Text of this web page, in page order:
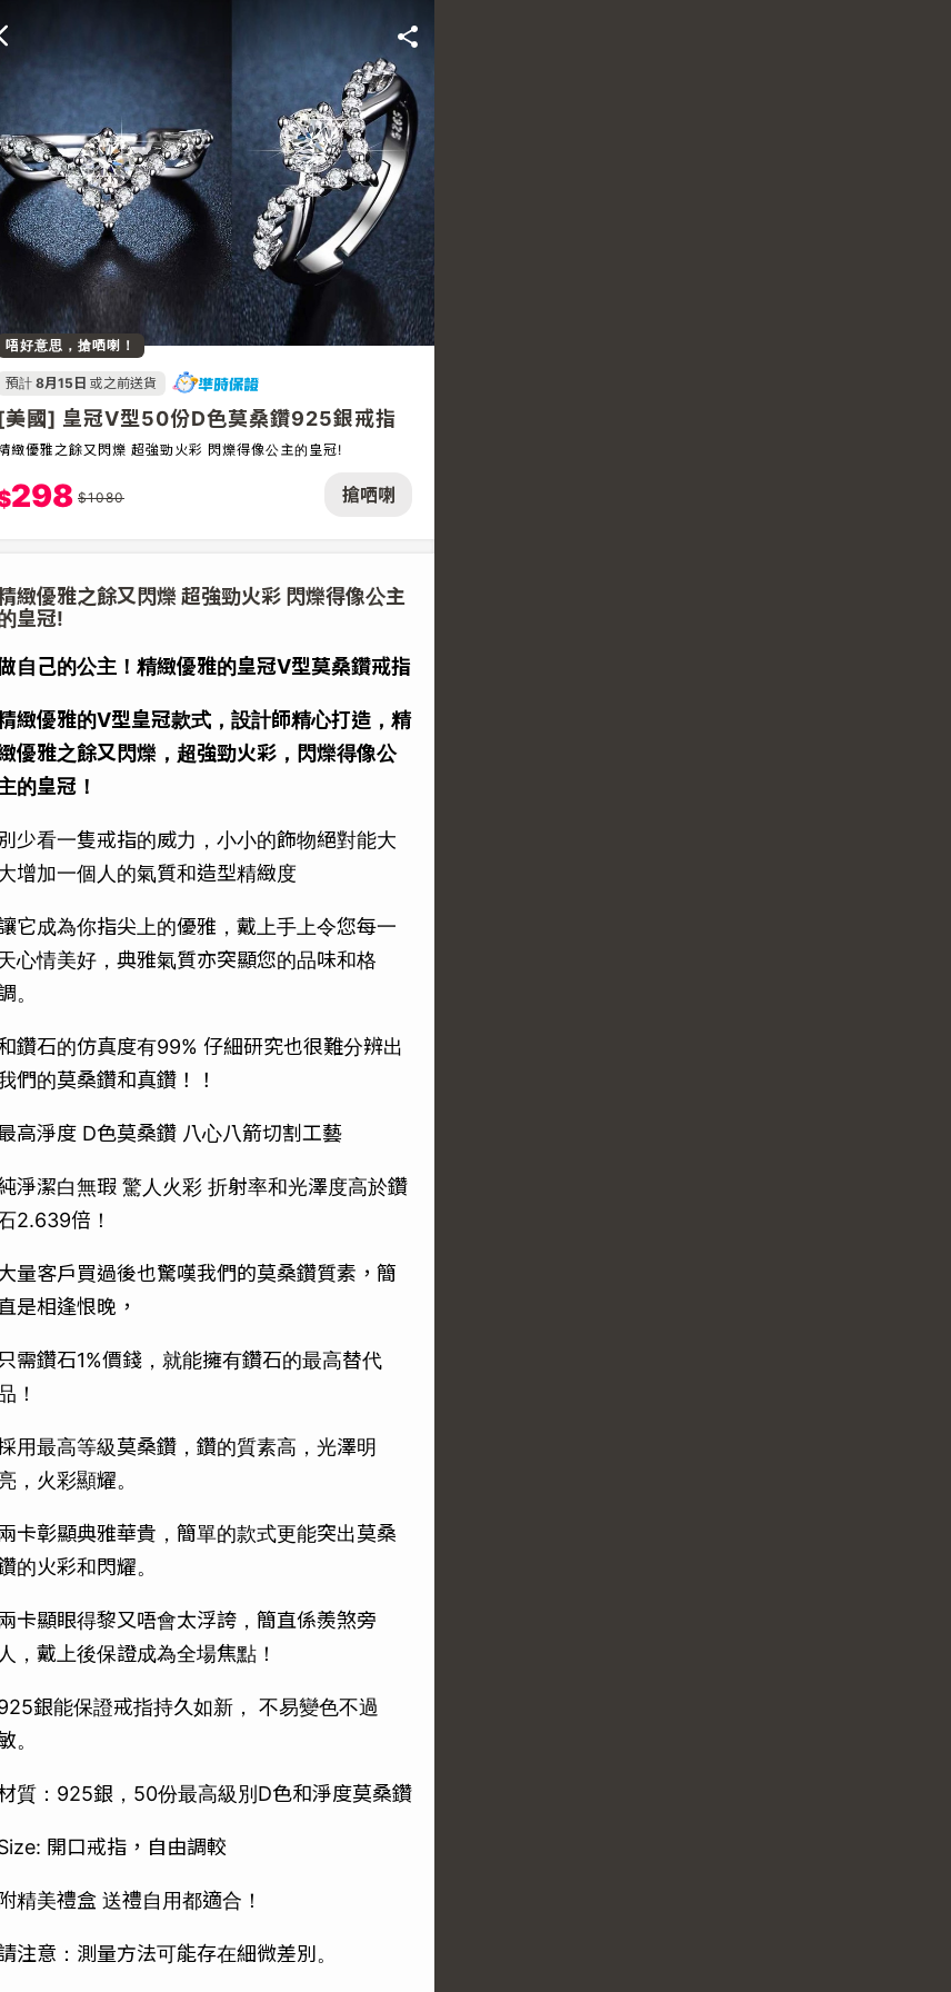
搶哂喇
唔好意思，搶哂喇！
預計 8月15日 或之前送貨
[美國] 皇冠V型50份D色莫桑鑽925銀戒指
緻優雅之餘又閃爍 超強勁火彩 閃爍得像公主的皇冠!
298 $1080
緻優雅之餘又閃爍 超強勁火彩 閃爍得像公主
皇冠!
自己的公主！精緻優雅的皇冠V型莫桑鑽戒指
緻優雅的V型皇冠款式，設計師精心打造，精
優雅之餘又閃爍，超強勁火彩，閃爍得像公
的皇冠！
少看一隻戒指的威力，小小的飾物絕對能大
增加一個人的氣質和造型精緻度
它成為你指尖上的優雅，戴上手上令您每一
心情美好，典雅氣質亦突顯您的品味和格
。
鑽石的仿真度有99% 仔細研究也很難分辨出
們的莫桑鑽和真鑽！！
高淨度 D色莫桑鑽 八心八箭切割工藝
淨潔白無瑕 驚人火彩 折射率和光澤度高於鑽
2.639倍！
量客戶買過後也驚嘆我們的莫桑鑽質素，簡
是相逢恨晚，
需鑽石1%價錢，就能擁有鑽石的最高替代
！
用最高等級莫桑鑽，鑽的質素高，光澤明
，火彩顯耀。
卡彰顯典雅華貴，簡單的款式更能突出莫桑
的火彩和閃耀。
卡顯眼得黎又唔會太浮誇，簡直係羨煞旁
人，戴上後保證成為全場焦點！
銀能保證戒指持久如新， 不易變色不過
。
質：925銀，50份最高級別D色和淨度莫桑鑽
開口戒指，自由調較
附精美禮盒 送禮自用都適合！
注意：測量方法可能存在細微差別。